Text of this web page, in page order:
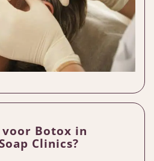
Botox in
Clinics?